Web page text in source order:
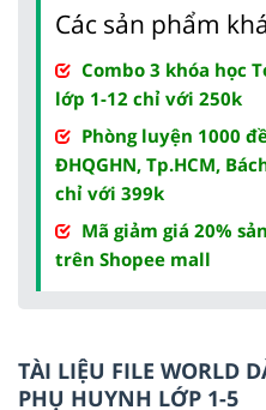
Các sản phẩm
Combo 3 khóa học
lớp 1-12 chỉ với 250k
Phòng luyện 1000
ĐHQGHN, Tp.HCM,
chỉ với 399k
Mã giảm giá 20%
trên Shopee mall
TÀI LIỆU FILE WORLD
PHỤ HUYNH LỚP 1-5